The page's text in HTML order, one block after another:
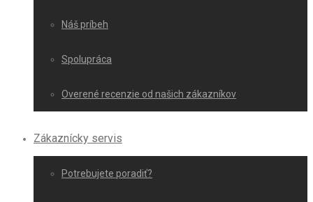
Náš príbeh
Spolupráca
Overené recenzie od našich zákazníkov
Zákaznícky servis
Potrebujete poradiť?